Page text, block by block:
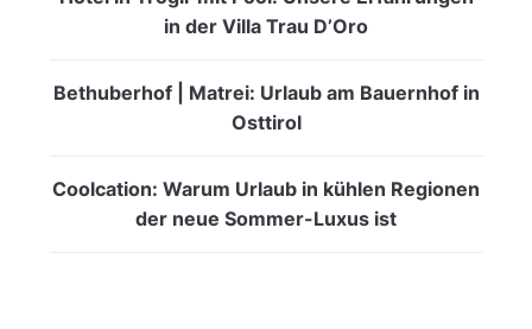
in der Villa Trau D’Oro
Bethuberhof | Matrei: Urlaub am Bauernhof in
Osttirol
Coolcation: Warum Urlaub in kühlen Regionen
der neue Sommer-Luxus ist